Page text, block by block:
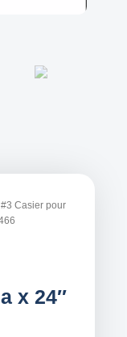
Casier pour
x 24″